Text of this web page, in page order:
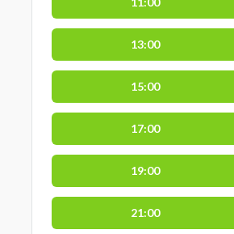
13:00
15:00
17:00
19:00
21:00